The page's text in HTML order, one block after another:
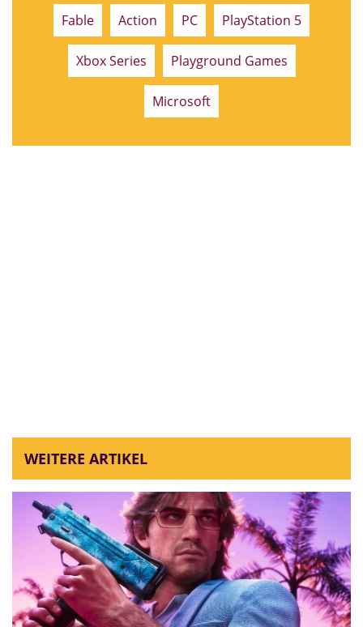
Fable Action PC PlayStation 5
Xbox Series Playground Games
Microsoft
WEITERE ARTIKEL